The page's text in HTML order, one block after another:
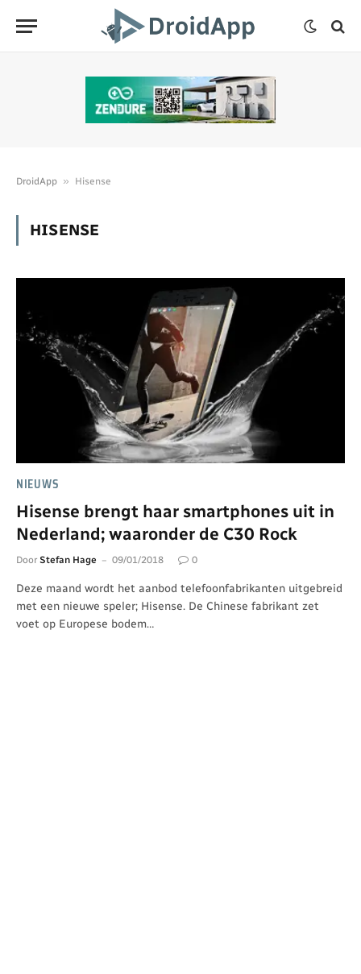
DroidApp » Hisense
HISENSE
NIEUWS
Hisense brengt haar smartphones uit in
Nederland; waaronder de C30 Rock
Door Stefan Hage 09/01/2018 0
Deze maand wordt het aanbod telefoonfabrikanten uitgebreid
met een nieuwe speler; Hisense. De Chinese fabrikant zet
voet op Europese bodem…